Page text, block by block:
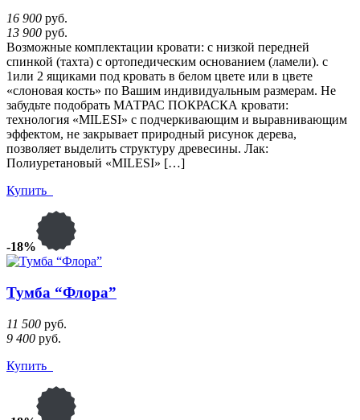
16 900 руб.
13 900 руб.
Возможные комплектации кровати: с низкой передней
спинкой (тахта) с ортопедическим основанием (ламели). с
1или 2 ящиками под кровать в белом цвете или в цвете
«слоновая кость» по Вашим индивидуальным размерам. Не
забудьте подобрать МАТРАС ПОКРАСКА кровати:
технология «MILESI» с подчеркивающим и выравнивающим
эффектом, не закрывает природный рисунок дерева,
позволяет выделить структуру древесины. Лак:
Полиуретановый «MILESI» […]
Купить
-18%
Тумба “Флора”
11 500 руб.
9 400 руб.
Купить